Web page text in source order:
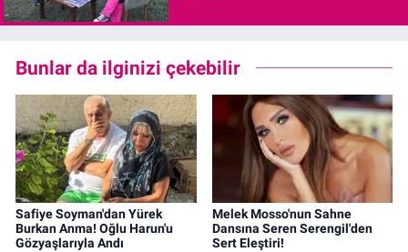
Bunlar da ilginizi çekebilir
Safiye Soyman'dan Yürek
Burkan Anma! Oğlu Harun'u
Gözyaşlarıyla Andı
Melek Mosso'nun Sahne
Dansına Seren Serengil'den
Sert Eleştiri!